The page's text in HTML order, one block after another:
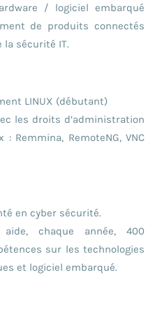
/ logiciel embarqué
de produits connectés
la sécurité IT.
LINUX (débutant)
les droits d’administration
Remmina, RemoteNG, VNC
en cyber sécurité.
aide, chaque année, 400
sur les technologies
et logiciel embarqué.